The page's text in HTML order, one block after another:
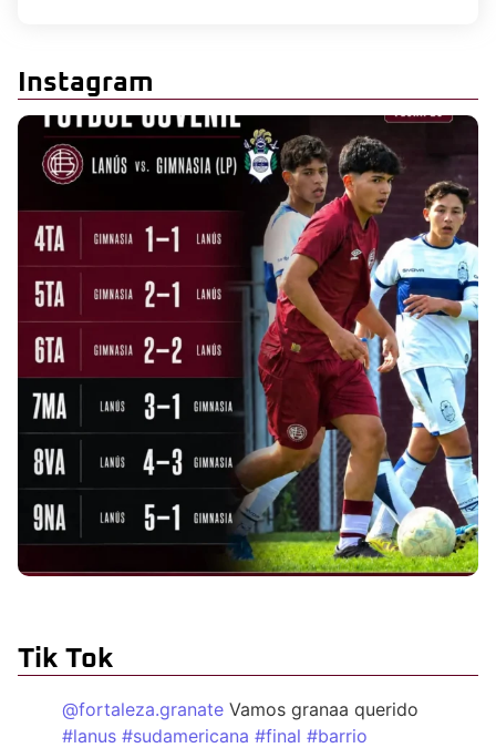
Instagram
Tik Tok
@fortaleza.granate Vamos granaa querido
#lanus #sudamericana #final #barrio